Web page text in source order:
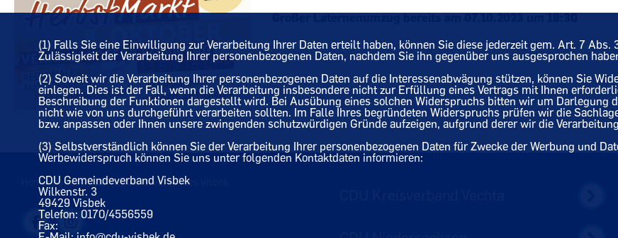
Homepage des CDU Gemeindeverbandes Visbek
(1) Falls Sie eine Einwilligung zur Verarbeitung Ihrer Daten erteilt haben, können Sie diese jederzeit gem. Art. 7
Zulässigkeit der Verarbeitung Ihrer personenbezogenen Daten, nachdem Sie ihn gegenüber uns ausgesprochen
(2) Soweit wir die Verarbeitung Ihrer personenbezogenen Daten auf die Interessenabwägung stützen, können Sie
einlegen. Dies ist der Fall, wenn die Verarbeitung insbesondere nicht zur Erfüllung eines Vertrags mit Ihnen
Beschreibung der Funktionen dargestellt wird. Bei Ausübung eines solchen Widerspruchs bitten wir um Darlegung
nicht wie von uns durchgeführt verarbeiten sollten. Im Falle Ihres begründeten Widerspruchs prüfen wir die
bzw. anpassen oder Ihnen unsere zwingenden schutzwürdigen Gründe aufzeigen, aufgrund derer wir die
(3) Selbstverständlich können Sie der Verarbeitung Ihrer personenbezogenen Daten für Zwecke der Werbung und
Werbewiderspruch können Sie uns unter folgenden Kontaktdaten informieren:
CDU Gemeindeverband Visbek
Wilkenstr. 3
49429 Visbek
Telefon: 0170/4556559
Fax: